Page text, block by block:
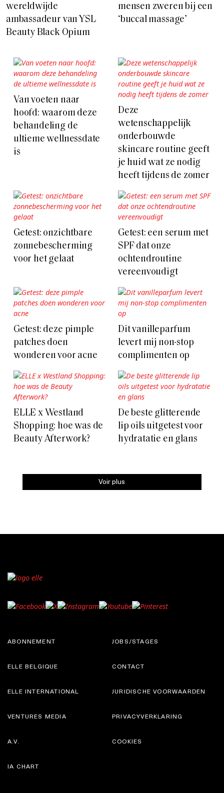
wereldwijde
ambassadeur van YSL
Beauty Black Opium
mensen zweren bij een
‘buccal massage’
Van voeten naar
hoofd: waarom deze
behandeling de
ultieme wellnessdate
is
Deze
wetenschappelijk
onderbouwde
skincare routine geeft
je huid wat ze nodig
heeft tijdens de zomer
Getest: onzichtbare
zonnebescherming
voor het gelaat
Getest: een serum met
SPF dat onze
ochtendroutine
vereenvoudigt
Getest: deze pimple
patches doen
wonderen voor acne
Dit vanilleparfum
levert mij non-stop
complimenten op
ELLE x Westland
Shopping: hoe was de
Beauty Afterwork?
De beste glitterende
lip oils uitgetest voor
hydratatie en glans
Voir plus
ABONNEMENT
ELLE BELGIQUE
JOBS/STAGES
CONTACT
ELLE INTERNATIONAL
VENTURES MEDIA
JURIDISCHE VOORWAARDEN
PRIVACYVERKLARING
A.V.
IA CHART
COOKIES